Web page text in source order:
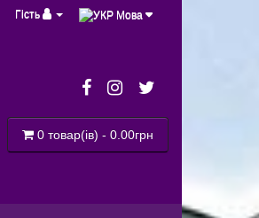
Мова
Гість
0 товар(ів) - 0.00грн